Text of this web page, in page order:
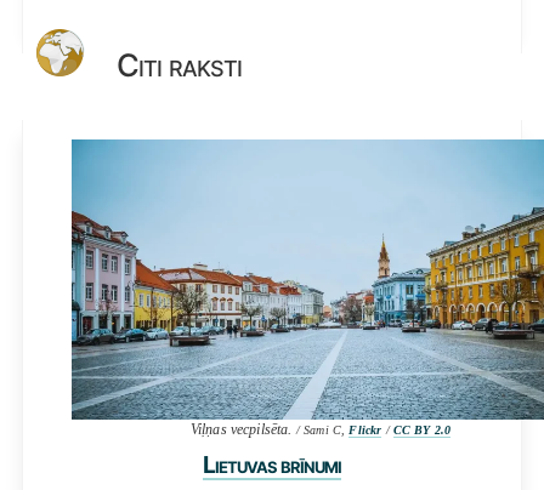
Citi raksti
Viļņas vecpilsēta. / Sami C, Flickr /CC BY 2.0
Lietuvas brīnumi